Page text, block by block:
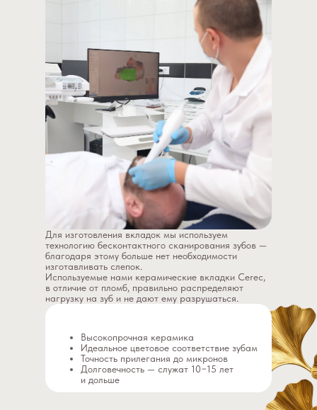
Для изготовления вкладок мы используем
технологию бесконтактного сканирования зубов —
благодаря этому больше нет необходимости
изготавливать слепок.
Используемые нами керамические вкладки Cerec,
в отличие от пломб, правильно распределяют
нагрузку на зуб и не дают ему разрушаться.
Высокопрочная керамика
Идеальное цветовое соответствие зубам
Точность прилегания до микронов
Долговечность — служат 10−15 лет
и дольше